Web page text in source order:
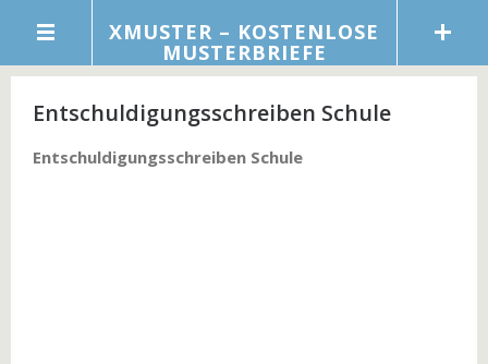
XMUSTER – KOSTENLOSE
MUSTERBRIEFE
Entschuldigungsschreiben Schule
Entschuldigungsschreiben Schule